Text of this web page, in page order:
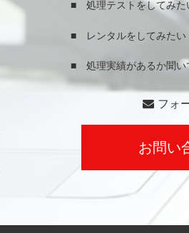
■ 処理テストをしてみた
■ レンタルをしてみたい
■ 処理実績があるか聞い
フォ
お問い